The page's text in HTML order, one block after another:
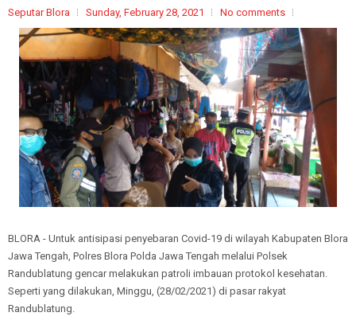
Seputar Blora Sunday, February 28, 2021 No comments
BLORA - Untuk antisipasi penyebaran Covid-19 di wilayah Kabupaten Blora
Jawa Tengah, Polres Blora Polda Jawa Tengah melalui Polsek
Randublatung gencar melakukan patroli imbauan protokol kesehatan.
Seperti yang dilakukan, Minggu, (28/02/2021) di pasar rakyat
Randublatung.